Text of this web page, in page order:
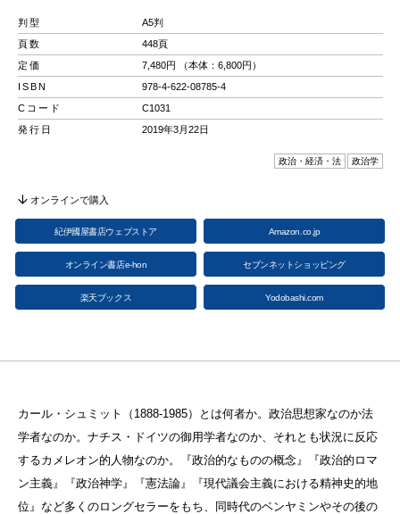
判型
A5判
頁数
448頁
定価
7,480円 （本体：6,800円）
ISBN
978-4-622-08785-4
Cコード
C1031
発行日
2019年3月22日
政治・経済・法 政治学
オンラインで購入
紀伊國屋書店ウェブストア Amazon.co.jp
オンライン書店e-hon セブンネットショッピング
楽天ブックス Yodobashi.com
カール・シュミット（1888-1985）とは何者か。政治思想家なのか法
学者なのか。ナチス・ドイツの御用学者なのか、それとも状況に反応
するカメレオン的人物なのか。『政治的なものの概念』『政治的ロマ
ン主義』『政治神学』『憲法論』『現代議会主義における精神史的地
位』など多くのロングセラーをもち、同時代のベンヤミンやその後の